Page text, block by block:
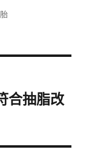
合抽脂改